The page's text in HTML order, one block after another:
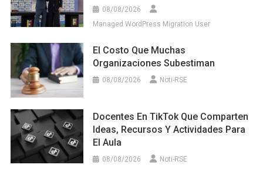
08/08/2026
Managed WordPress Migration User
El Costo Que Muchas
Organizaciones Subestiman
08/08/2026 Noti-RSE
Docentes En TikTok Que Comparten
Ideas, Recursos Y Actividades Para
El Aula
08/08/2026 Noti-RSE